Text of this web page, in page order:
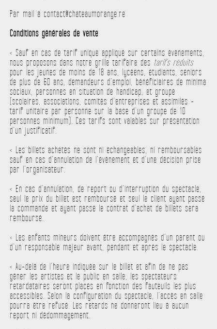
Par mail à contact@chateaumorange.re
Conditions générales de vente
< Sauf en cas de tarif unique appliqué sur certains événements,
nous proposons dans notre grille tarifaire des tarifs réduits
pour les jeunes de moins de 18 ans, lycéens, étudiants, séniors
de plus de 60 ans, demandeurs d’emploi, bénéficiaires de minima
sociaux, personnes en situation de handicap, et groupe
(scolaires, associations, comités d’entreprises et assimilés -
tarif unitaire par personne sur la base d’un groupe de 10
personnes minimum). Ces tarifs sont valables sur présentation
d’un justificatif.
< Les billets achetés ne sont ni échangeables, ni remboursables
sauf en cas d’annulation de l’événement et d’une décision prise
par l’organisateur.
< En cas d’annulation, de report ou d’interruption du spectacle,
seul le prix du billet est remboursé et seul le client ayant passé
la commande et ayant passé le contrat d’achat de billets sera
remboursé.
< Les enfants mineurs doivent être accompagnés d’un parent ou
d’un responsable majeur avant, pendant et après le spectacle.
< Au-delà de l’heure indiquée sur le billet et afin de ne pas
gêner les artistes et le public en salle, les spectateurs
retardataires seront placés en fonction des fauteuils les plus
accessibles. Selon la configuration du spectacle, l’accès en salle
pourra être refusé. Les retards ne donneront lieu à aucun
report ni dédommagement.